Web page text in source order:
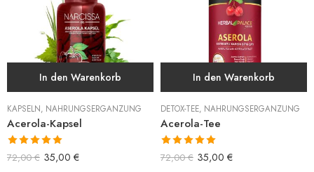
In den Warenkorb
KAPSELN, NAHRUNGSERGÄNZUNG
Acerola-Kapsel
Bewertet mit
5.00von 5
72,00€ 35,00 €
In den Warenkorb
DETOX-TEE, NAHRUNGSERGÄNZUNG
Acerola-Tee
Bewertet mit
5.00von 5
72,00€ 35,00 €